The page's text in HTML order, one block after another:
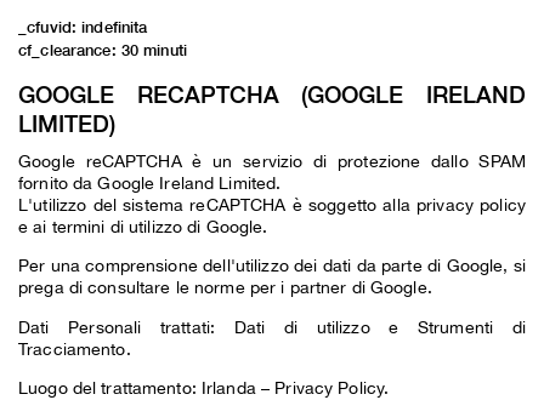
_cfuvid: indefinita
cf_clearance: 30 minuti
GOOGLE RECAPTCHA (GOOGLE IRELAND
LIMITED)
Google reCAPTCHA è un servizio di protezione dallo SPAM
fornito da Google Ireland Limited.
L'utilizzo del sistema reCAPTCHA è soggetto alla privacy policy
e ai termini di utilizzo di Google.
Per una comprensione dell'utilizzo dei dati da parte di Google, si
prega di consultare le norme per i partner di Google.
Dati Personali trattati: Dati di utilizzo e Strumenti di
Tracciamento.
Luogo del trattamento: Irlanda – Privacy Policy.